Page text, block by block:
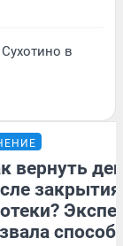
в
вернуть
закрытия